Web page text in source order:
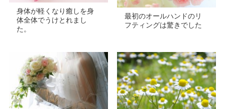
身体が軽くなり癒しを身
体全体でうけとれまし
た。
最初のオールハンドのリ
フティングは驚きでした